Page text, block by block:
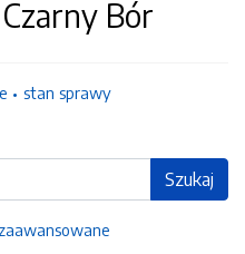
Bór
stan sprawy
Szukaj